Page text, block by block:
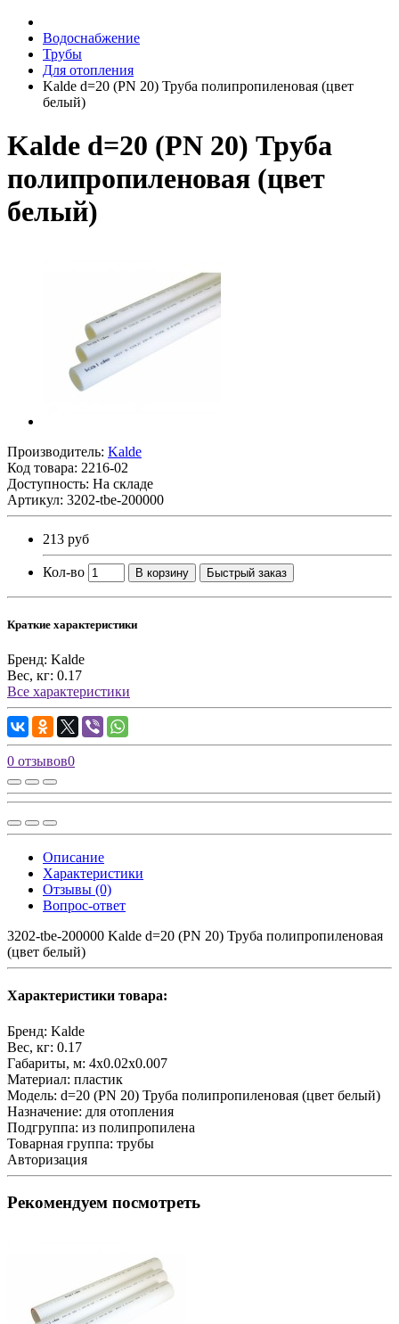
Водоснабжение
Трубы
Для отопления
Kalde d=20 (PN 20) Труба полипропиленовая (цвет
белый)
Kalde d=20 (PN 20) Труба
полипропиленовая (цвет
белый)
Производитель: Kalde
Код товара: 2216-02
Доступность: На складе
Артикул: 3202-tbe-200000
213 руб
Кол-во В корзину Быстрый заказ
Краткие характеристики
Бренд: Kalde
Вес, кг: 0.17
Все характеристики
0 отзывов0
Описание
Характеристики
Отзывы (0)
Вопрос-ответ
3202-tbe-200000 Kalde d=20 (PN 20) Труба полипропиленовая
(цвет белый)
Характеристики товара:
Бренд: Kalde
Вес, кг: 0.17
Габариты, м: 4x0.02x0.007
Материал: пластик
Модель: d=20 (PN 20) Труба полипропиленовая (цвет белый)
Назначение: для отопления
Подгруппа: из полипропилена
Товарная группа: трубы
Авторизация
Рекомендуем посмотреть